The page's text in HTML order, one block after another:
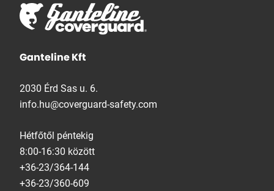
Ganteline Kft
2030 Érd Sas u. 6.
info.hu@coverguard-safety.com
Hétfőtől péntekig
8:00-16:30 között
+36-23/364-144
+36-23/360-609